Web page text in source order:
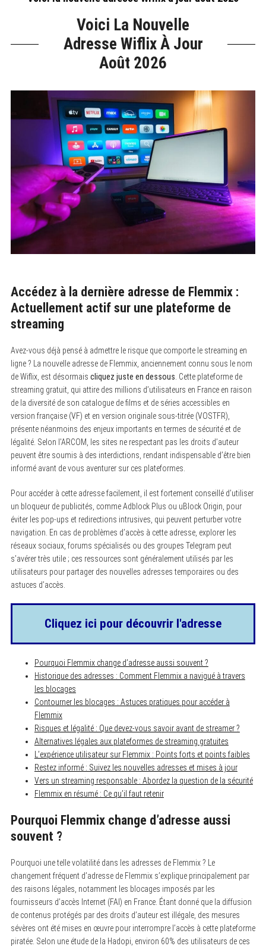
Voici La Nouvelle
Adresse Wiflix À Jour
Août 2026
Accédez à la dernière adresse de Flemmix :
Actuellement actif sur une plateforme de
streaming
Avez-vous déjà pensé à admettre le risque que comporte le streaming en
ligne ? La nouvelle adresse de Flemmix, anciennement connu sous le nom
de Wiflix, est désormais cliquez juste en dessous . Cette plateforme de
streaming gratuit, qui attire des millions d’utilisateurs en France en raison
de la diversité de son catalogue de films et de séries accessibles en
version française (VF) et en version originale sous-titrée (VOSTFR),
présente néanmoins des enjeux importants en termes de sécurité et de
légalité. Selon l’ARCOM, les sites ne respectant pas les droits d’auteur
peuvent être soumis à des interdictions, rendant indispensable d’être bien
informé avant de vous aventurer sur ces plateformes.
Pour accéder à cette adresse facilement, il est fortement conseillé d’utiliser
un bloqueur de publicités, comme Adblock Plus ou uBlock Origin, pour
éviter les pop-ups et redirections intrusives, qui peuvent perturber votre
navigation. En cas de problèmes d’accès à cette adresse, explorer les
réseaux sociaux, forums spécialisés ou des groupes Telegram peut
s’avérer très utile ; ces ressources sont généralement utilisés par les
utilisateurs pour partager des nouvelles adresses temporaires ou des
astuces d’accès.
Cliquez ici pour découvrir l'adresse
Pourquoi Flemmix change d’adresse aussi souvent ?
Historique des adresses : Comment Flemmix a navigué à travers
les blocages
Contourner les blocages : Astuces pratiques pour accéder à
Flemmix
Risques et légalité : Que devez-vous savoir avant de streamer ?
Alternatives légales aux plateformes de streaming gratuites
L’expérience utilisateur sur Flemmix : Points forts et points faibles
Restez informé : Suivez les nouvelles adresses et mises à jour
Vers un streaming responsable : Abordez la question de la sécurité
Flemmix en résumé : Ce qu’il faut retenir
Pourquoi Flemmix change d’adresse aussi
souvent ?
Pourquoi une telle volatilité dans les adresses de Flemmix ? Le
changement fréquent d’adresse de Flemmix s’explique principalement par
des raisons légales, notamment les blocages imposés par les
fournisseurs d’accès Internet (FAI) en France. Étant donné que la diffusion
de contenus protégés par des droits d’auteur est illégale, des mesures
sévères ont été mises en œuvre pour interrompre l’accès à cette plateforme
piratée. Selon une étude de la Hadopi, environ 60% des utilisateurs de ces